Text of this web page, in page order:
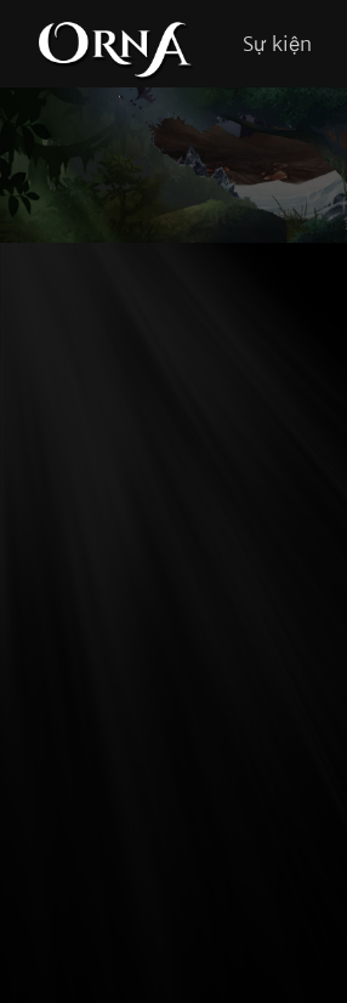
Sự kiện